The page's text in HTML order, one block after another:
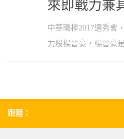
來即戰力兼
中華職棒2017選秀會
力股楊晉豪，楊晉豪
跟隨：